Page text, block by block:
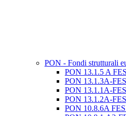
PON - Fondi strutturali
PON 13.1.5 A
PON 13.1.3A-
PON 13.1.1A-
PON 13.1.2A-
PON 10.8.6A